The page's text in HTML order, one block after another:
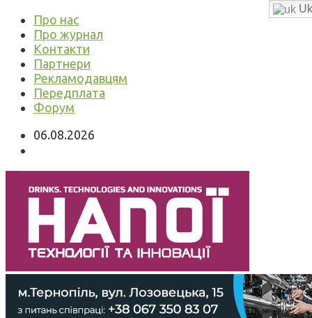
Про нас
Про журнал
Контакти
Партнери
Рекламодавцям
Передплата
Форум
06.08.2026